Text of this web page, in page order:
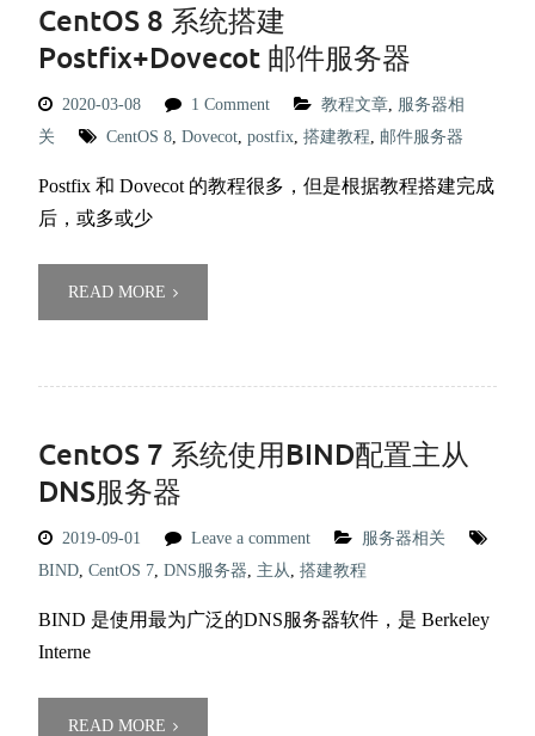
CentOS 8 系统搭建
Postfix+Dovecot 邮件服务器
2020-03-08 1 Comment 教程文章, 服务器相
关
CentOS 8, Dovecot, postfix, 搭建教程, 邮件服务器
Postfix 和 Dovecot 的教程很多，但是根据教程搭建完成
后，或多或少
READ MORE
CentOS 7 系统使用BIND配置主从
DNS服务器
2019-09-01 Leave a comment
服务器相关
BIND, CentOS 7, DNS服务器, 主从, 搭建教程
BIND 是使用最为广泛的DNS服务器软件，是 Berkeley
Interne
READ MORE